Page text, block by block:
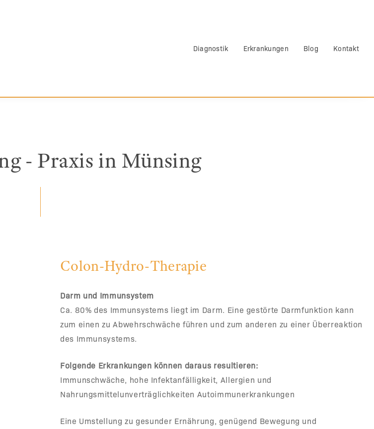
Diagnostik Erkrankungen Blog Kontakt
- Praxis in Münsing
Colon-Hydro-Therapie
Darm und Immunsystem
Ca. 80% des Immunsystems liegt im Darm. Eine gestörte Darmfunktion kann
zum einen zu Abwehrschwäche führen und zum anderen zu einer Überreaktion
des Immunsystems.
Folgende Erkrankungen können daraus resultieren:
Immunschwäche, hohe Infektanfälligkeit, Allergien und
Nahrungsmittelunverträglichkeiten Autoimmunerkrankungen
Eine Umstellung zu gesunder Ernährung, genügend Bewegung und